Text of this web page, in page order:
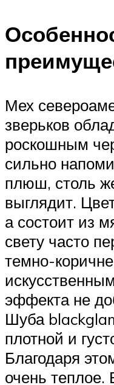
Мех
зверьков
роскошным
сильно
плюш, столь
выглядит.
а состоит из
свету часто
темно-
эффекта не
Шуба
плотной и
Благодаря
очень